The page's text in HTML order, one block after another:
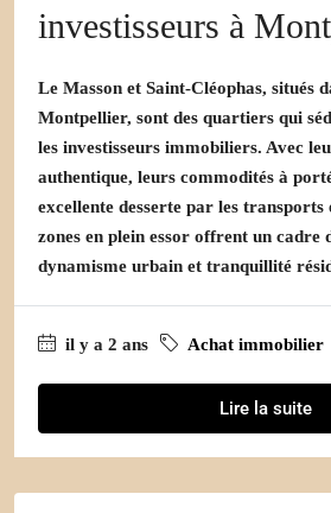
investisseurs à
Le Masson et Saint-Cléophas, situés
Montpellier, sont des quartiers qui
les investisseurs immobiliers. Avec
authentique, leurs commodités à
excellente desserte par les transports
zones en plein essor offrent un cadre
dynamisme urbain et tranquillité
il y a 2 ans Achat immobilier
Lire la suite